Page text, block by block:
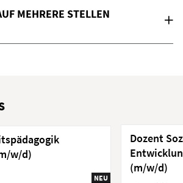
MEHRERE STELLEN
NEU
w/d)
Dozent
(m/w/d)